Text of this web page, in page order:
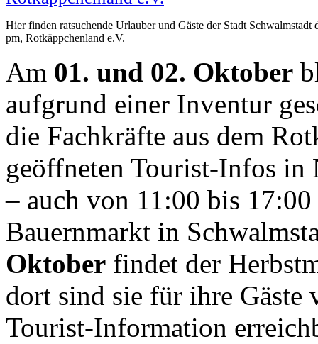
Hier finden ratsuchende Urlauber und Gäste der Stadt Schwalmstadt
pm, Rotkäppchenland e.V.
Am 01. und 02. Oktober
aufgrund einer Inventur
die Fachkräfte aus dem
geöffneten Tourist-Infos in
– auch von 11:00 bis
Bauernmarkt in
Oktober findet der
dort sind sie für ihre
Tourist-Information